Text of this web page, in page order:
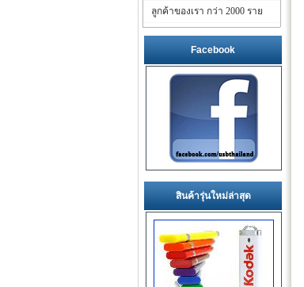
ลูกค้าของเรา กว่า 2000 ราย
Facebook
สินค้ารุ่นใหม่ล่าสุด